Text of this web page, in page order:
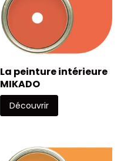
La peinture intérieure
MIKADO
Découvrir